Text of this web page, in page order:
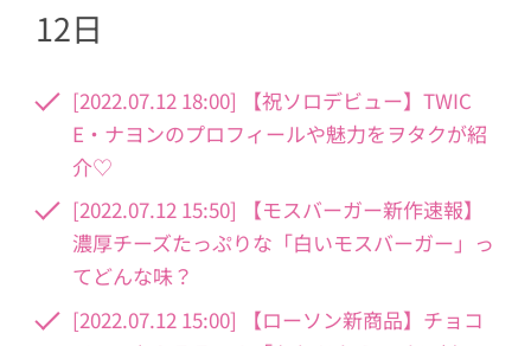
12日
[2022.07.12 18:00] 【祝ソロデビュー】TWIC
E・ナヨンのプロフィールや魅力をヲタクが紹
介♡
[2022.07.12 15:50] 【モスバーガー新作速報】
濃厚チーズたっぷりな「白いモスバーガー」っ
てどんな味？
[2022.07.12 15:00] 【ローソン新商品】チョコ